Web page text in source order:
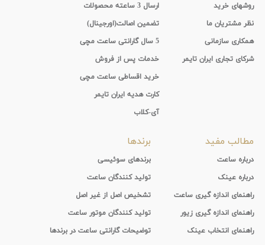
روشهای خرید
نظر مشتریان ما
همکاری سازمانی
شرکای تجاری ایران تایمر
ارسال 3 ساعته محصولات
تضمین اصالت(اورجینال)
5 سال گارانتی ساعت مچی
خدمات پس از فروش
خرید اقساطی ساعت مچی
کارت هدیه ایران تایمر
آی-کلاب
مطالب مفید
درباره ساعت
درباره عینک
راهنمای اندازه گیری ساعت
راهنمای اندازه گیری زیور
راهنمای انتخاب عینک
برندها
برندهای سوئیسی
تولید کنندگان ساعت
تشخیص اصل از غیر اصل
تولید کنندگان موتور ساعت
توضیحات گارانتی ساعت در برندها